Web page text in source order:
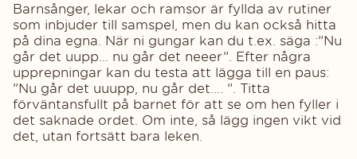
Barnsånger, lekar och ramsor är fyllda av rutiner
som inbjuder till samspel, men du kan också hitta
på dina egna. När ni gungar kan du t.ex. säga :”Nu
går det uupp… nu går det neeer”. Efter några
upprepningar kan du testa att lägga till en paus:
”Nu går det uuupp, nu går det…. ”. Titta
förväntansfullt på barnet för att se om hen fyller i
det saknade ordet. Om inte, så lägg ingen vikt vid
det, utan fortsätt bara leken.